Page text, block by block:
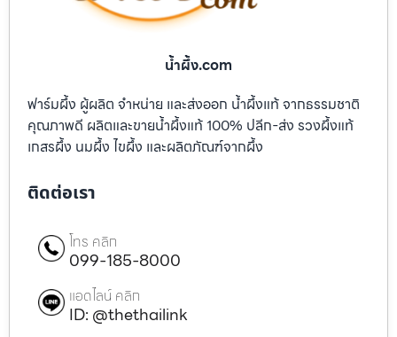
น้ำผึ้ง.com
ฟาร์มผึ้ง ผู้ผลิต จำหน่าย และส่งออก น้ำผึ้งแท้ จากธรรมชาติ
คุณภาพดี ผลิตและขายน้ำผึ้งแท้ 100% ปลีก-ส่ง รวงผึ้งแท้
เกสรผึ้ง นมผึ้ง ไขผึ้ง และผลิตภัณฑ์จากผึ้ง
ติดต่อเรา
โทร คลิก
099-185-8000
แอดไลน์ คลิก
ID: @thethailink